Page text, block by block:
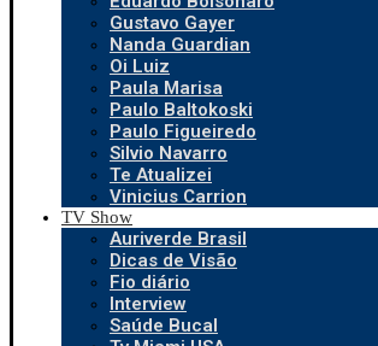
Gustavo Gayer
Nanda Guardian
Oi Luiz
Paula Marisa
Paulo Baltokoski
Paulo Figueiredo
Silvio Navarro
Te Atualizei
Vinicius Carrion
TV Show
Auriverde Brasil
Dicas de Visão
Fio diário
Interview
Saúde Bucal